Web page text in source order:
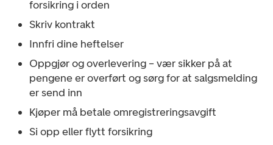
forsikring i orden
Skriv kontrakt
Innfri dine heftelser
Oppgjør og overlevering – vær sikker på at
pengene er overført og sørg for at salgsmelding
er send inn
Kjøper må betale omregistreringsavgift
Si opp eller flytt forsikring